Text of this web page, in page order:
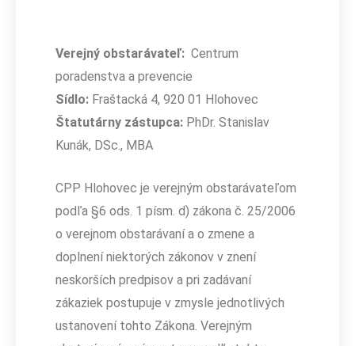
Verejný obstarávateľ: Centrum
poradenstva a prevencie
Sídlo: Fraštacká 4, 920 01 Hlohovec
Štatutárny zástupca: PhDr. Stanislav
Kunák, DSc., MBA
CPP Hlohovec je verejným obstarávateľom
podľa §6 ods. 1 písm. d) zákona č. 25/2006
o verejnom obstarávaní a o zmene a
doplnení niektorých zákonov v znení
neskorších predpisov a pri zadávaní
zákaziek postupuje v zmysle jednotlivých
ustanovení tohto Zákona. Verejným